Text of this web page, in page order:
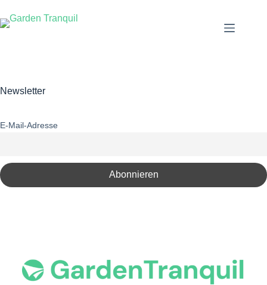
Newsletter
E-Mail-Adresse